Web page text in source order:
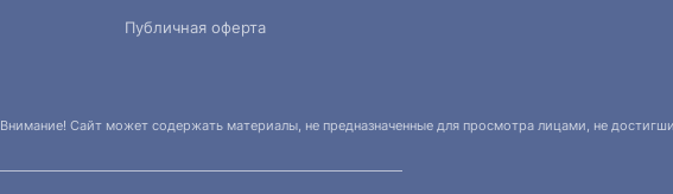
Публичная оферта
Внимание! Сайт может содержать материалы, не предназначенные для просмотра лицами, не